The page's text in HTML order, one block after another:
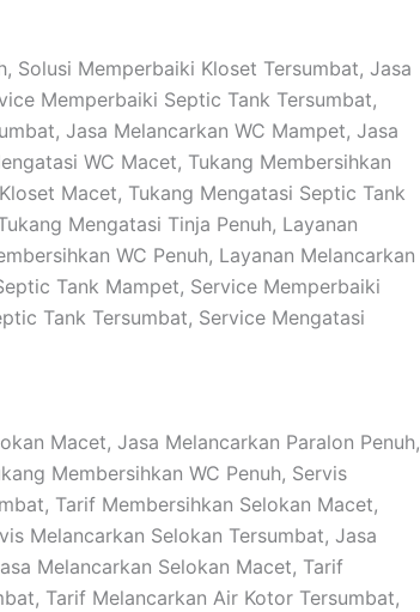
Solusi Memperbaiki Kloset Tersumbat, Jasa
Memperbaiki Septic Tank Tersumbat,
Jasa Melancarkan WC Mampet, Jasa
WC Macet, Tukang Membersihkan
Macet, Tukang Mengatasi Septic Tank
Mengatasi Tinja Penuh, Layanan
WC Penuh, Layanan Melancarkan
Tank Mampet, Service Memperbaiki
Tank Tersumbat, Service Mengatasi
Macet, Jasa Melancarkan Paralon Penuh,
Membersihkan WC Penuh, Servis
Tarif Membersihkan Selokan Macet,
Melancarkan Selokan Tersumbat, Jasa
Melancarkan Selokan Macet, Tarif
Tarif Melancarkan Air Kotor Tersumbat,